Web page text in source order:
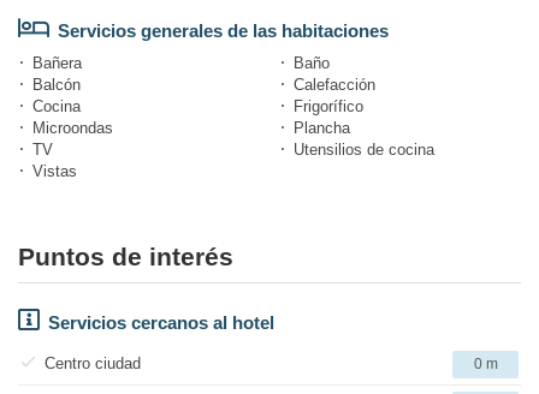
Servicios generales de las habitaciones
Bañera
Baño
Balcón
Calefacción
Cocina
Frigorífico
Microondas
Plancha
TV
Utensilios de cocina
Vistas
Puntos de interés
Servicios cercanos al hotel
Centro ciudad 0 m